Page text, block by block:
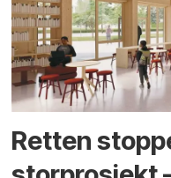
Retten